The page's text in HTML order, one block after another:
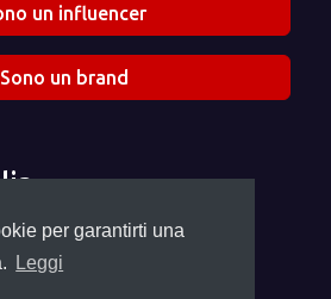
per garantirti una
Leggi
un influencer
Sono un brand